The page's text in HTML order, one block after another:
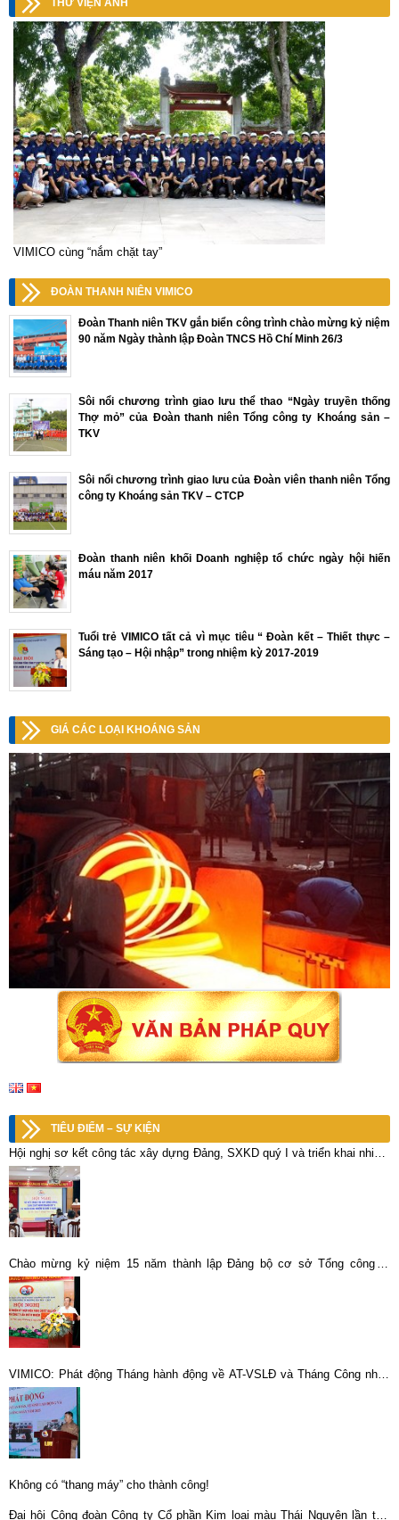
VIMICO cùng “nắm chặt tay”
ĐOÀN THANH NIÊN VIMICO
Đoàn Thanh niên TKV gắn biển công trình chào mừng kỷ niệm
90 năm Ngày thành lập Đoàn TNCS Hồ Chí Minh 26/3
Sôi nổi chương trình giao lưu thể thao “Ngày truyền thống
Thợ mỏ” của Đoàn thanh niên Tổng công ty Khoáng sản –
TKV
Sôi nổi chương trình giao lưu của Đoàn viên thanh niên Tổng
công ty Khoáng sản TKV – CTCP
Đoàn thanh niên khối Doanh nghiệp tổ chức ngày hội hiến
máu năm 2017
Tuổi trẻ VIMICO tất cả vì mục tiêu “ Đoàn kết – Thiết thực –
Sáng tạo – Hội nhập” trong nhiệm kỳ 2017-2019
GIÁ CÁC LOẠI KHOÁNG SẢN
TIÊU ĐIỂM – SỰ KIỆN
Hội nghị sơ kết công tác xây dựng Đảng, SXKD quý I và triển khai nhiệm
vụ quý II năm 2023
Chào mừng kỷ niệm 15 năm thành lập Đảng bộ cơ sở Tổng công ty
Khoáng sản – TKV (11/9/2008 – 11/9/2023).
VIMICO: Phát động Tháng hành động về AT-VSLĐ và Tháng Công nhân
năm 2025
Không có “thang máy” cho thành công!
Đại hội Công đoàn Công ty Cổ phần Kim loại màu Thái Nguyên lần thứ